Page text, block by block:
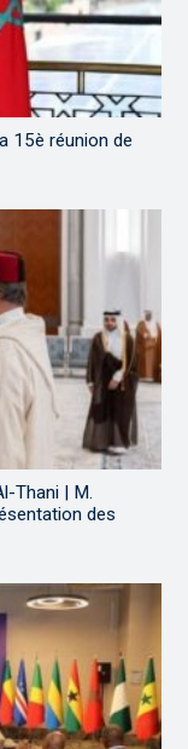
15è réunion de
Thani | M.
des